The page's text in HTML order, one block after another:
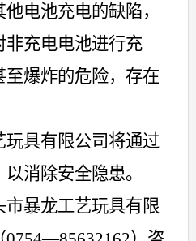
他电池充电的缺陷，
非充电电池进行充
至爆炸的危险，存在
玩具有限公司将通过
消除安全隐患。
市暴龙工艺玩具有限